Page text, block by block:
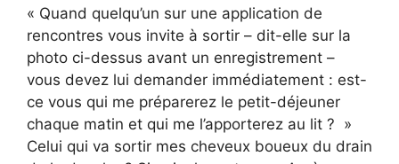
« Quand quelqu’un sur une application de
rencontres vous invite à sortir – dit-elle sur la
photo ci-dessus avant un enregistrement –
vous devez lui demander immédiatement : est-
ce vous qui me préparerez le petit-déjeuner
chaque matin et qui me l’apporterez au lit ? »
Celui qui va sortir mes cheveux boueux du drain